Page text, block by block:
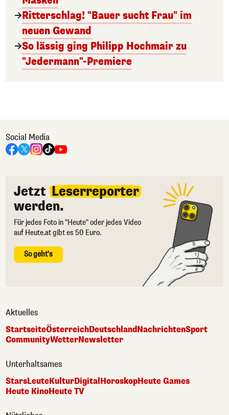
Ritterschlag! "Bauer sucht Frau" im
neuen Gewand
So lässig ging Philipp Hochmair zu
"Jedermann"-Premiere
Social Media
Jetzt Leserreporter
werden.
Für jedes Foto in "Heute" oder jedes Video
auf Heute.at gibt es 50 Euro.
So geht's
Aktuelles
StartseiteÖsterreichDeutschlandNachrichtenSport
CommunityWetterNewsletter
Unterhaltsames
StarsLeuteKulturDigital HoroskopHeute Games
Heute KinoHeute TV